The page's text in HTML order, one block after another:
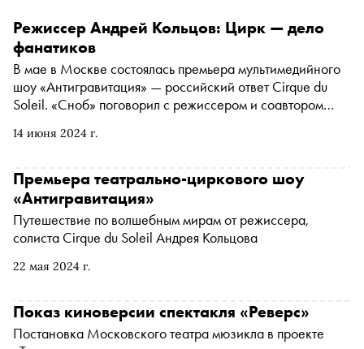
14 июня 2024 г.
Режиссер Андрей Кольцов: Цирк — дело
фанатиков
В мае в Москве состоялась премьера мультимедийного
шоу «Антигравитация» — российский ответ Cirque du
Soleil. «Сноб» поговорил с режиссером и соавтором
спектакль за месяц, почему чайки не летают и что такое
22 мая 2024 г.
Премьера театрально-циркового шоу
«Антигравитация»
Путешествие по волшебным мирам от режиссера,
солиста Cirque du Soleil Андрея Кольцова
Показ киноверсии спектакля «Реверс»
Постановка Московского театра мюзикла в проекте